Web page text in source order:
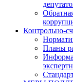
Контрольно-
Планы